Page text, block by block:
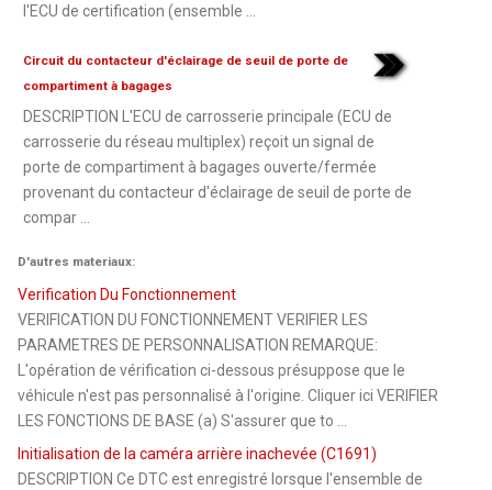
l'ECU de certification (ensemble ...
Circuit du contacteur d'éclairage de seuil de porte de
compartiment à bagages
DESCRIPTION L'ECU de carrosserie principale (ECU de
carrosserie du réseau multiplex) reçoit un signal de
porte de compartiment à bagages ouverte/fermée
provenant du contacteur d'éclairage de seuil de porte de
compar ...
D'autres materiaux:
Verification Du Fonctionnement
VERIFICATION DU FONCTIONNEMENT VERIFIER LES
PARAMETRES DE PERSONNALISATION REMARQUE:
L'opération de vérification ci-dessous présuppose que le
véhicule n'est pas personnalisé à l'origine. Cliquer ici VERIFIER
LES FONCTIONS DE BASE (a) S'assurer que to ...
Initialisation de la caméra arrière inachevée (C1691)
DESCRIPTION Ce DTC est enregistré lorsque l'ensemble de